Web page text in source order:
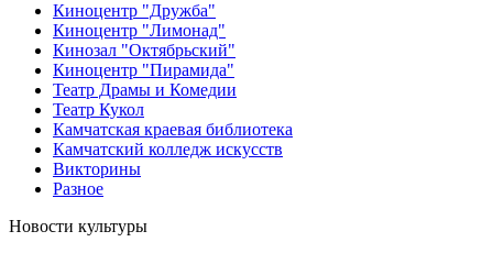
Киноцентр "Дружба"
Киноцентр "Лимонад"
Кинозал "Октябрьский"
Киноцентр "Пирамида"
Театр Драмы и Комедии
Театр Кукол
Камчатская краевая библиотека
Камчатский колледж искусств
Викторины
Разное
Новости культуры